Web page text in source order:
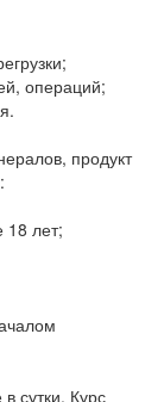
операций;
продукт
18 лет;
сутки. Курс